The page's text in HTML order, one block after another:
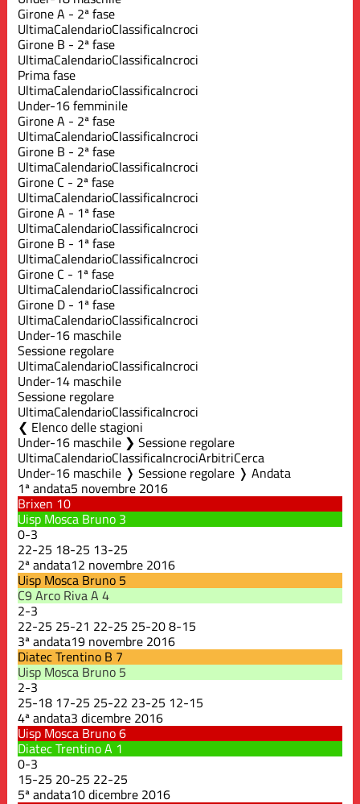
Girone A - 2ª fase
UltimaCalendarioClassificaIncroci
Girone B - 2ª fase
UltimaCalendarioClassificaIncroci
Prima fase
UltimaCalendarioClassificaIncroci
Under-16 femminile
Girone A - 2ª fase
UltimaCalendarioClassificaIncroci
Girone B - 2ª fase
UltimaCalendarioClassificaIncroci
Girone C - 2ª fase
UltimaCalendarioClassificaIncroci
Girone A - 1ª fase
UltimaCalendarioClassificaIncroci
Girone B - 1ª fase
UltimaCalendarioClassificaIncroci
Girone C - 1ª fase
UltimaCalendarioClassificaIncroci
Girone D - 1ª fase
UltimaCalendarioClassificaIncroci
Under-16 maschile
Sessione regolare
UltimaCalendarioClassificaIncroci
Under-14 maschile
Sessione regolare
UltimaCalendarioClassificaIncroci
Elenco delle stagioni
Under-16 maschile ❯ Sessione regolare
UltimaCalendarioClassificaIncrociArbitriCerca
Under-16 maschile ❭ Sessione regolare ❭ Andata
1ª andata5 novembre 2016
Brixen 10
Uisp Mosca Bruno 3
0-3
22-25 18-25 13-25
2ª andata12 novembre 2016
Uisp Mosca Bruno 5
C9 Arco Riva A 4
2-3
22-25 25-21 22-25 25-208-15
3ª andata19 novembre 2016
Diatec Trentino B 7
Uisp Mosca Bruno 5
2-3
25-18 17-25 25-22 23-25 12-15
4ª andata3 dicembre 2016
Uisp Mosca Bruno6
Diatec Trentino A 1
0-3
15-25 20-25 22-25
5ª andata10 dicembre 2016